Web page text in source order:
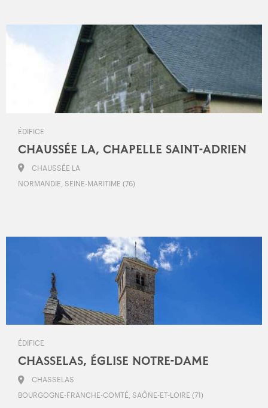
ÉDIFICE
CHAUSSÉE LA, CHAPELLE SAINT-ADRIEN
CHAUSSÉE LA
NORMANDIE, SEINE-MARITIME (76)
ÉDIFICE
CHASSELAS, ÉGLISE NOTRE-DAME
CHASSELAS
BOURGOGNE-FRANCHE-COMTÉ, SAÔNE-ET-LOIRE (71)